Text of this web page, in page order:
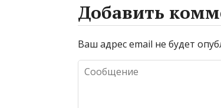
Добавить
Ваш адрес email не будет